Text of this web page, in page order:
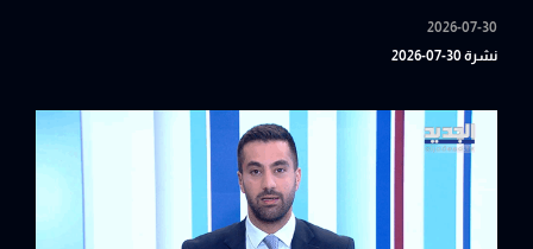
2026-07-30
نشرة 30-07-2026